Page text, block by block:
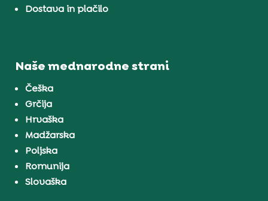
Dostava in plačilo
Naše mednarodne strani
Češka
Grčija
Hrvaška
Madžarska
Poljska
Romunija
Slovaška